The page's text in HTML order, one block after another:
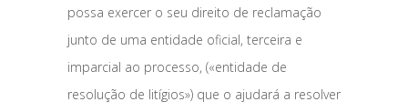
possa exercer o seu direito de reclamação
junto de uma entidade oficial, terceira e
imparcial ao processo, («entidade de
resolução de litígios») que o ajudará a resolver